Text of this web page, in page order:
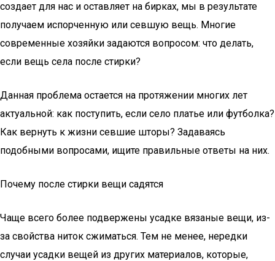
создает для нас и оставляет на бирках, мы в результате
получаем испорченную или севшую вещь. Многие
современные хозяйки задаются вопросом: что делать,
если вещь села после стирки?
Данная проблема остается на протяжении многих лет
актуальной: как поступить, если село платье или футболка?
Как вернуть к жизни севшие шторы? Задаваясь
подобными вопросами, ищите правильные ответы на них.
Почему после стирки вещи садятся
Чаще всего более подвержены усадке вязаные вещи, из-
за свойства ниток сжиматься. Тем не менее, нередки
случаи усадки вещей из других материалов, которые,